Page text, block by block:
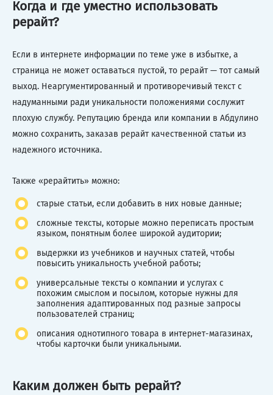
Когда и где уместно использовать
рерайт?
Если в интернете информации по теме уже в избытке, а
страница не может оставаться пустой, то рерайт — тот самый
выход. Неаргументированный и противоречивый текст с
надуманными ради уникальности положениями сослужит
плохую службу. Репутацию бренда или компании в Абдулино
можно сохранить, заказав рерайт качественной статьи из
надежного источника.
Также «рерайтить» можно:
старые статьи, если добавить в них новые данные;
сложные тексты, которые можно переписать простым
языком, понятным более широкой аудитории;
выдержки из учебников и научных статей, чтобы
повысить уникальность учебной работы;
универсальные тексты о компании и услугах с
похожим смыслом и посылом, которые нужны для
заполнения адаптированных под разные запросы
пользователей страниц;
описания однотипного товара в интернет-магазинах,
чтобы карточки были уникальными.
Каким должен быть рерайт?